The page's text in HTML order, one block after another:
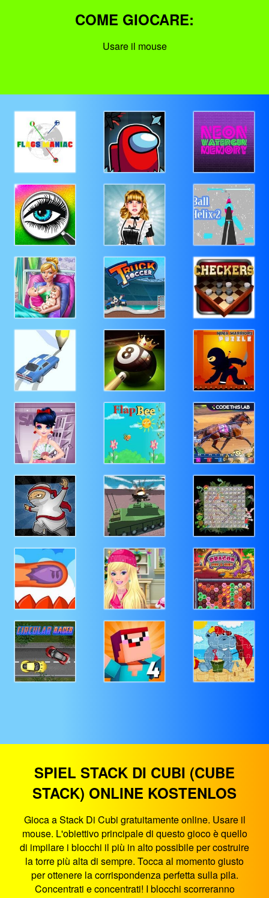
COME GIOCARE:
Usare il mouse
SPIEL STACK DI CUBI (CUBE
STACK) ONLINE KOSTENLOS
Gioca a Stack Di Cubi gratuitamente online. Usare il
mouse. L'obiettivo principale di questo gioco è quello
di impilare i blocchi il più in alto possibile per costruire
la torre più alta di sempre. Tocca al momento giusto
per ottenere la corrispondenza perfetta sulla pila.
Concentrati e concentrati! I blocchi scorreranno